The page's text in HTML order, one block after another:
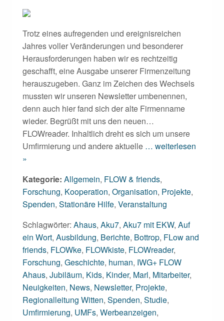
Trotz eines aufregenden und ereignisreichen
Jahres voller Veränderungen und besonderer
Herausforderungen haben wir es rechtzeitig
geschafft, eine Ausgabe unserer Firmenzeitung
herauszugeben. Ganz im Zeichen des Wechsels
mussten wir unseren Newsletter umbenennen,
denn auch hier fand sich der alte Firmenname
wieder. Begrüßt mit uns den neuen…
FLOWreader. Inhaltlich dreht es sich um unsere
Umfirmierung und andere aktuelle … weiterlesen
»
Kategorie: Allgemein, FLOW & friends,
Forschung, Kooperation, Organisation, Projekte,
Spenden, Stationäre Hilfe, Veranstaltung
Schlagwörter: Ahaus, Aku7, Aku7 mit EKW, Auf
ein Wort, Ausbildung, Berichte, Bottrop, FLow and
friends, FLOWke, FLOWkiste, FLOWreader,
Forschung, Geschichte, human, IWG+ FLOW
Ahaus, Jubiläum, Kids, Kinder, Marl, Mitarbeiter,
Neuigkeiten, News, Newsletter, Projekte,
Regionalleitung Witten, Spenden, Studie,
Umfirmierung, UMFs, Werbeanzeigen,